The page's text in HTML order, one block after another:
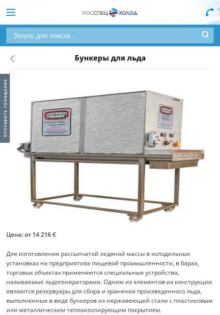
Бункеры для льда
Цена: от 14 216 €
Для изготовления рассыпчатой ледяной массы в холодильных
установках на предприятиях пищевой промышленности, в барах,
торговых объектах применяются специальные устройства,
называемые льдогенераторами. Одним из элементов их конструкции
являются резервуары для сбора и хранения произведенного льда,
выполненные в виде бункеров из нержавеющей стали с пластиковым
или металлическим теплоизолирующим покрытием.